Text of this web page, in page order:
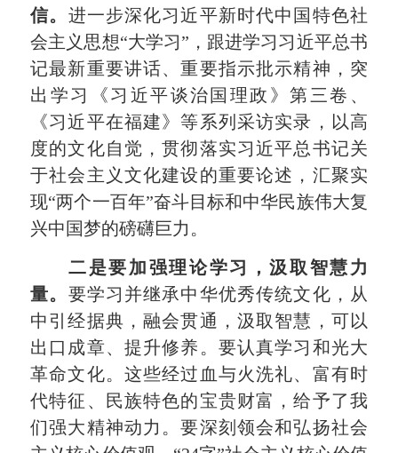
信。 进一步深化习近平新时代中国特色社
会主义思想“大学习”，跟进学习习近平总书
记最新重要讲话、重要指示批示精神，突
出学习《习近平谈治国理政》第三卷、
《习近平在福建》等系列采访实录，以高
度的文化自觉，贯彻落实习近平总书记关
于社会主义文化建设的重要论述 ，汇聚实
现“两个一百年”奋斗目标和中华民族伟大复
兴中国梦的磅礴巨力 。
二是要加强理论学习，汲取智慧力
量。 要学习并继承中华优秀传统文化，从
中引经据典，融会贯通， 汲取智慧 ，可以
出口成章、提升修养 。 要认真学习和光大
革命文化。 这些经过血与火洗礼、 富有时
代特征、民族特色的宝贵财富，给予了我
们强大精神动力 。要深刻领会和弘扬社会